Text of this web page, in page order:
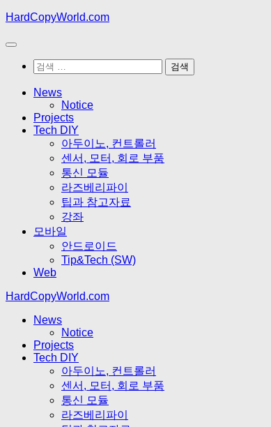
Skip
content
HardCopyWorld.com
검
News
Notice
Projects
Tech DIY
아두이노, 컨트롤러
센서, 모터, 회로 부품
통신 모듈
라즈베리파이
팁과 참고자료
강좌
모바일
안드로이드
Tip&Tech (SW)
Web
HardCopyWorld.com
News
Notice
Projects
Tech DIY
아두이노, 컨트롤러
센서, 모터, 회로 부품
통신 모듈
라즈베리파이